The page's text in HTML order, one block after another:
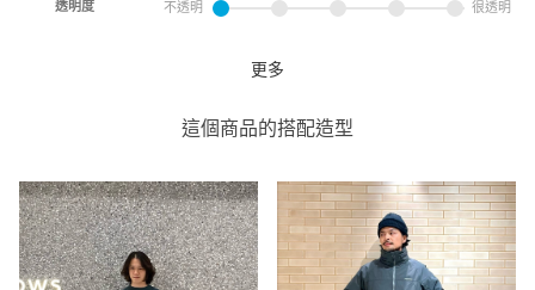
透明度 不透明 很透明
UNITED ARROWS
店
0cm
尺寸感 窄 寬
更多
這個商品的搭配造型